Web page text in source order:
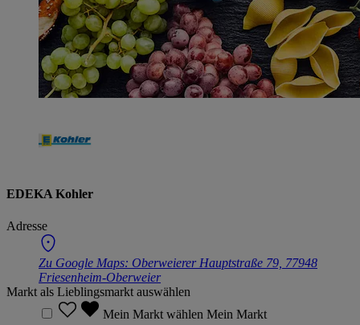
EDEKA Kohler
Adresse
Zu Google Maps: Oberweierer Hauptstraße 79, 77948
Friesenheim-Oberweier
Markt als Lieblingsmarkt auswählen
Mein Markt wählen Mein Markt